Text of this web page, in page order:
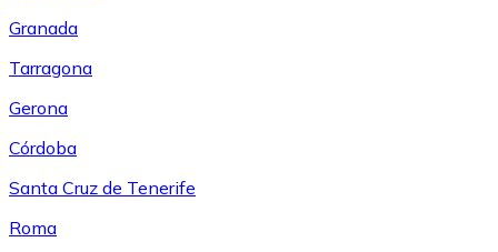
Granada
Tarragona
Gerona
Córdoba
Santa Cruz de Tenerife
Roma